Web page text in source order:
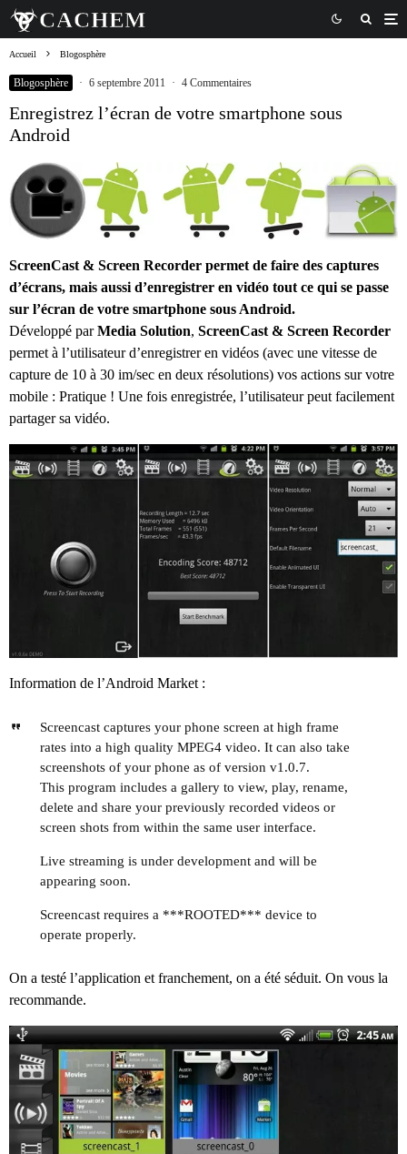
Accueil Blogosphère
Blogosphère · 6 septembre 2011 · 4 Commentaires
Enregistrez l’écran de votre smartphone sous
Android
ScreenCast & Screen Recorder permet de faire des captures
d’écrans, mais aussi d’enregistrer en vidéo tout ce qui se passe
sur l’écran de votre smartphone sous Android.
Développé parMedia Solution, ScreenCast & Screen Recorder
permet à l’utilisateur d’enregistrer en vidéos (avec une vitesse de
capture de 10 à 30 im/sec en deux résolutions) vos actions sur votre
mobile : Pratique ! Une fois enregistrée, l’utilisateur peut facilement
partager sa vidéo.
Information de l’Android Market :
Screencast captures your phone screen at high frame
rates into a high quality MPEG4 video. It can also take
screenshots of your phone as of version v1.0.7.
This program includes a gallery to view, play, rename,
delete and share your previously recorded videos or
screen shots from within the same user interface.
Live streaming is under development and will be
appearing soon.
Screencast requires a ***ROOTED*** device to
operate properly.
On a testé l’application et franchement, on a été séduit. On vous la
recommande.